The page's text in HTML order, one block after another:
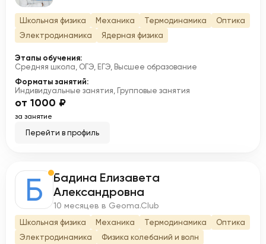
Школьная физика Механика Термодинамика
Оптика
Электродинамика
Ядерная физика
Этапы обучения:
Средняя школа, ОГЭ, ЕГЭ, Высшее образование
Форматы занятий:
Индивидуальные занятия, Групповые занятия
от 1000 ₽
за занятие
Перейти в профиль
Б
Бадина Елизавета
Александровна
10 месяцев в Geoma.Club
Школьная физика Механика Термодинамика
Оптика
Электродинамика
Физика колебаний и волн